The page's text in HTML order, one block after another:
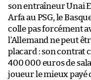
son entraîneur Unai
Arfa au PSG, le
colle pas forcément
l’Allemand ne peut
placard : son contrat
400 000 euros de
joueur le mieux payé